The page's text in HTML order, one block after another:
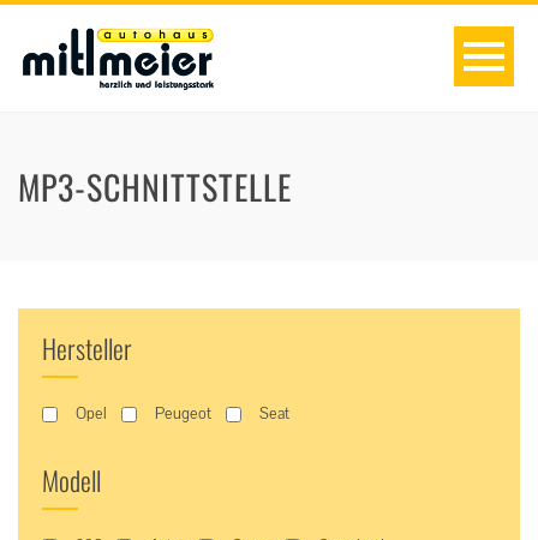
MP3-SCHNITTSTELLE
Hersteller
Opel Peugeot Seat
Modell